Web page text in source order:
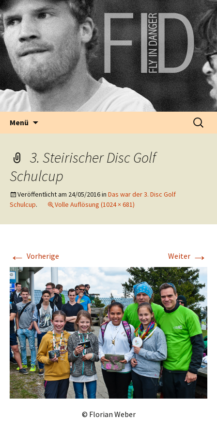
fly in danger | disc sports
Menü
Suche
nach:
3. Steirischer Disc Golf
Schulcup
Veröffentlicht am 24/05/2016in Das war der 3. Disc Golf
Schulcup. Volle Auflösung (1024 × 681)
← Vorherige Weiter →
© Florian Weber